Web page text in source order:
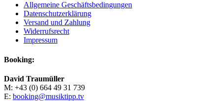
Allgemeine Geschäftsbedingungen
Datenschutzerklärung
Versand und Zahlung
Widerrufsrecht
Impressum
Booking:
David Traumüller
M: +43 (0) 664 49 31 739
E: booking@musiktipp.tv